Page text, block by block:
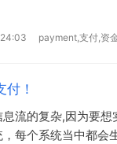
payment,支付,资
！
流的复杂,因为要
每个系统当中都会